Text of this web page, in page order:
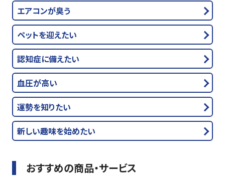
エアコンが臭う
ペットを迎えたい
認知症に備えたい
血圧が高い
運勢を知りたい
新しい趣味を始めたい
おすすめの商品・サービス